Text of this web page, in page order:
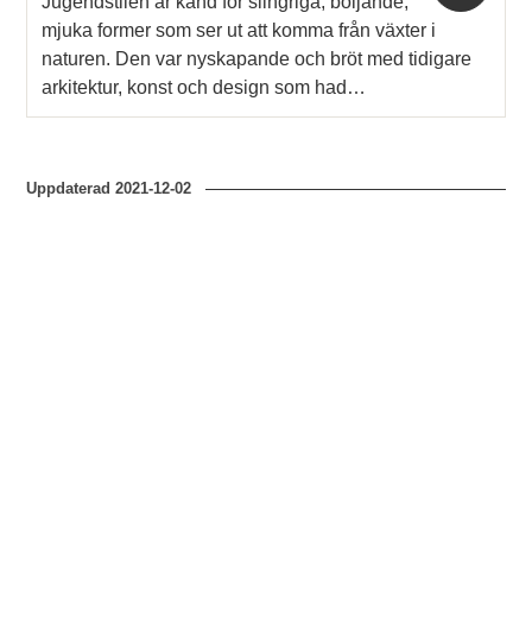
mjuka former som ser ut att komma från växter i
naturen. Den var nyskapande och bröt med tidigare
arkitektur, konst och design som had…
Uppdaterad2021-12-02